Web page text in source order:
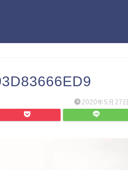
2020年5月27日